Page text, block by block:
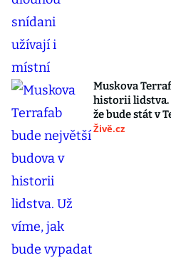
Muskova
historii lidstva.
že bude stát v
Živě.cz